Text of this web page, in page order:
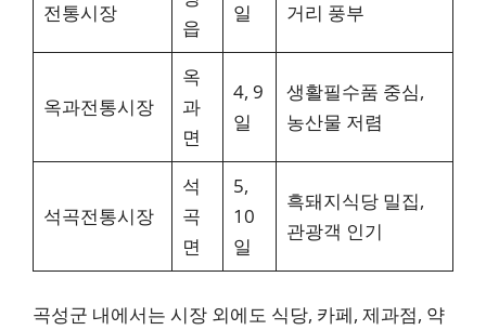
전통시장
읍
일 거리 풍부
옥과전통시장
옥
과
면
4, 9
일
생활필수품 중심,
농산물 저렴
석곡전통시장
석
곡
면
5,
10
일
흑돼지식당 밀집,
관광객 인기
곡성군 내에서는 시장 외에도 식당, 카페, 제과점, 약